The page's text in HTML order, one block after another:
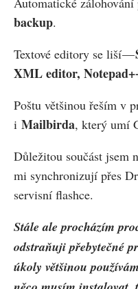
backup.
Textové editory se liší —
XML editor,
Poštu většinou řeším v
i Mailbirda, který umí
Důležitou součást jsem
mi synchronizují přes
servisní flashce.
Stále ale procházím
odstraňuji přebytečné
úkoly většinou